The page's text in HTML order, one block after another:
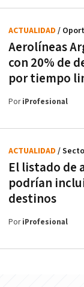
Aerolíneas
con 20% de
por tiempo
ACTUALIDAD /
PoriProfesional
El listado de
podrían
destinos
ACTUALIDAD /
PoriProfesional